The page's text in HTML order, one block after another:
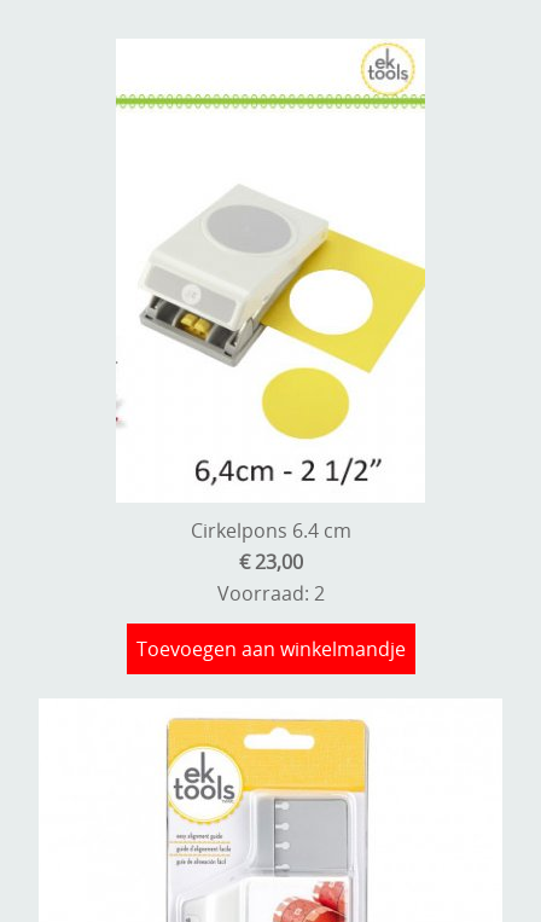
Cirkelpons 6.4 cm
€ 23,00
Voorraad: 2
Toevoegen aan winkelmandje